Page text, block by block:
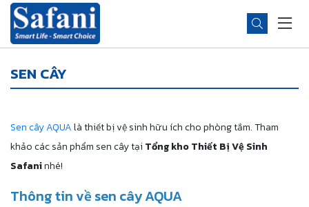
SEN CÂY
Sen cây AQUAlà thiết bị vệ sinh hữu ích cho phòng tắm. Tham
khảo các sản phẩm sen cây tại Tổng kho Thiết Bị Vệ Sinh
Safaninhé!
Thông tin về sen cây AQUA